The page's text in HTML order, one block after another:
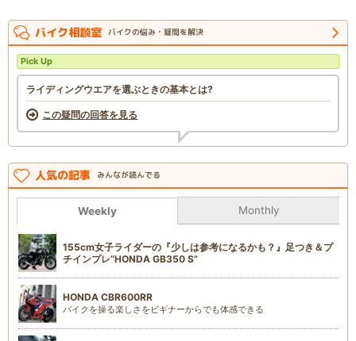
バイク相談室 バイクの悩み・疑問を解決
Pick Up
ライディングウエアを選ぶときの基本とは?
この疑問の回答を見る
人気の記事 みんなが読んでる
Weekly Monthly
155cm女子ライダーの『少しは参考になるかも？』足つき＆プ
チインプレ“HONDA GB350 S”
HONDA CBR600RR
バイクを操る楽しさをビギナーからでも体感できる